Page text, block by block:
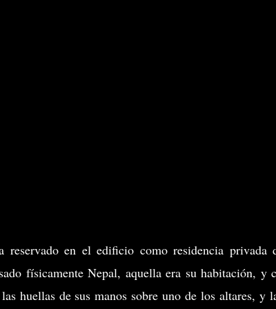
reservado en el edificio como residencia privada
físicamente Nepal, aquella era su habitación, y
huellas de sus manos sobre uno de los altares, y